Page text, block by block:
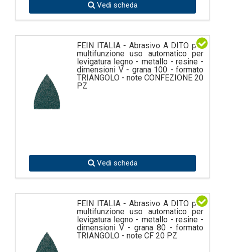
Vedi scheda
FEIN ITALIA - Abrasivo A DITO per
multifunzione uso automatico per
levigatura legno - metallo - resine -
dimensioni V - grana 100 - formato
TRIANGOLO - note CONFEZIONE 20
PZ
Vedi scheda
FEIN ITALIA - Abrasivo A DITO per
multifunzione uso automatico per
levigatura legno - metallo - resine -
dimensioni V - grana 80 - formato
TRIANGOLO - note CF 20 PZ